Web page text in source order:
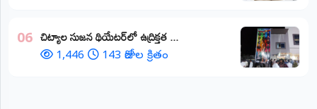
06 చిట్యాల సుజన థియేటర్‌లో ఉద్రిక్తత ...
1,446 143 రోజుల క్రితం